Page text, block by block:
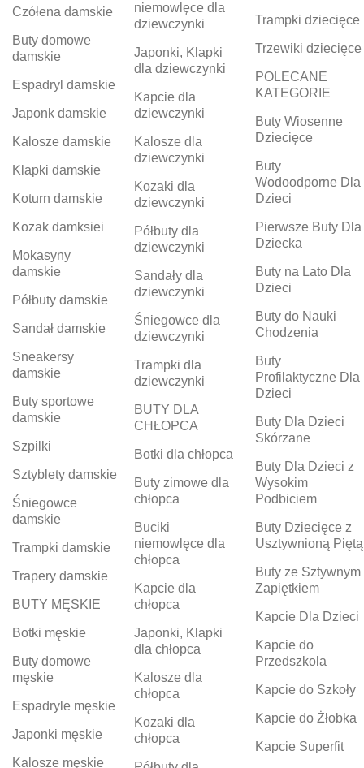
Czółena damskie
Buty domowe
damskie
Espadryl damskie
Japonk damskie
Kalosze damskie
Klapki damskie
Koturn damskie
Kozak damksiei
Mokasyny
damskie
Półbuty damskie
Sandał damskie
Sneakersy
damskie
Buty sportowe
damskie
Szpilki
Sztyblety damskie
Śniegowce
damskie
Trampki damskie
Trapery damskie
BUTY MĘSKIE
Botki męskie
Buty domowe
męskie
Espadryle męskie
Japonki męskie
Kalosze męskie
niemowlęce dla
dziewczynki
Japonki, Klapki
dla dziewczynki
Kapcie dla
dziewczynki
Kalosze dla
dziewczynki
Kozaki dla
dziewczynki
Półbuty dla
dziewczynki
Sandały dla
dziewczynki
Śniegowce dla
dziewczynki
Trampki dla
dziewczynki
BUTY DLA
CHŁOPCA
Botki dla chłopca
Buty zimowe dla
chłopca
Buciki
niemowlęce dla
chłopca
Kapcie dla
chłopca
Japonki, Klapki
dla chłopca
Kalosze dla
chłopca
Kozaki dla
chłopca
Trampki dziecięce
Trzewiki dziecięce
POLECANE
KATEGORIE
Buty Wiosenne
Dziecięce
Buty
Wodoodporne Dla
Dzieci
Pierwsze Buty Dla
Dziecka
Buty na Lato Dla
Dzieci
Buty do Nauki
Chodzenia
Buty
Profilaktyczne Dla
Dzieci
Buty Dla Dzieci
Skórzane
Buty Dla Dzieci z
Wysokim
Podbiciem
Buty Dziecięce z
Usztywnioną Piętą
Buty ze Sztywnym
Zapiętkiem
Kapcie Dla Dzieci
Kapcie do
Przedszkola
Kapcie do Szkoły
Kapcie do Żłobka
Kapcie Superfit